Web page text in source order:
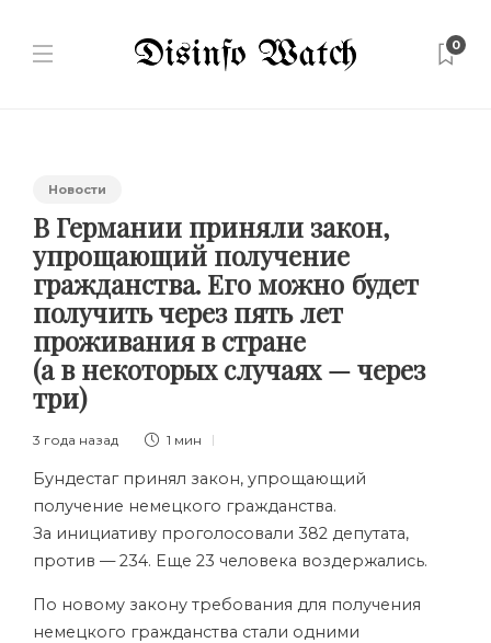
0
Новости
В Германии приняли закон,
упрощающий получение
гражданства. Его можно будет
получить через пять лет
проживания в стране
(а в некоторых случаях — через
три)
3 года назад 1 мин
Бундестаг принял закон, упрощающий
получение немецкого гражданства.
За инициативу проголосовали 382 депутата,
против — 234. Еще 23 человека воздержались.
По новому закону требования для получения
немецкого гражданства стали одними